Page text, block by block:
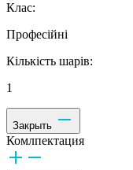
Клас:
Професійні
Кількість шарів:
1
Закрыть
Комлпектация